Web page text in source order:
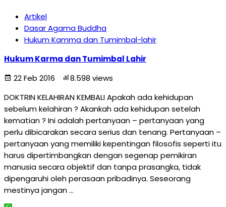
Artikel
Dasar Agama Buddha
Hukum Kamma dan Tumimbal-lahir
Hukum Karma dan Tumimbal Lahir
22 Feb 2016
8.598 views
DOKTRIN KELAHIRAN KEMBALI Apakah ada kehidupan
sebelum kelahiran ? Akankah ada kehidupan setelah
kematian ? Ini adalah pertanyaan – pertanyaan yang
perlu dibicarakan secara serius dan tenang. Pertanyaan –
pertanyaan yang memiliki kepentingan filosofis seperti itu
harus dipertimbangkan dengan segenap pemikiran
manusia secara objektif dan tanpa prasangka, tidak
dipengaruhi oleh perasaan pribadinya. Seseorang
mestinya jangan …